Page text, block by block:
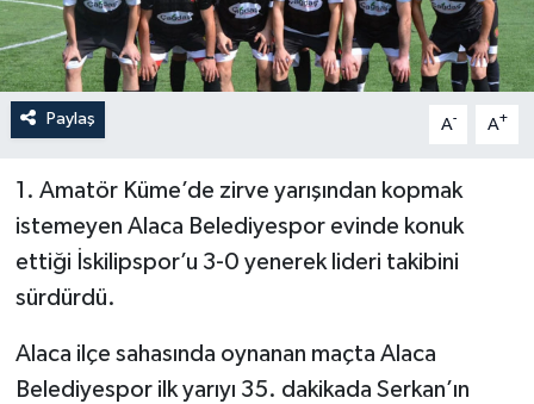
Paylaş A- A+
1. Amatör Küme’de zirve yarışından kopmak
istemeyen Alaca Belediyespor evinde konuk
ettiği İskilipspor’u 3-0 yenerek lideri takibini
sürdürdü.
Alaca ilçe sahasında oynanan maçta Alaca
Belediyespor ilk yarıyı 35. dakikada Serkan’ın